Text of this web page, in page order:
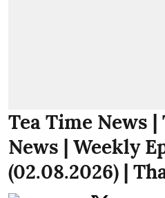
Tea Time News
News | Weekly
(02.08.2026) |